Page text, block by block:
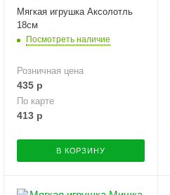
Мягкая игрушка Аксолотль
18см
Посмотреть наличие
Розничная цена
435 р
По карте
413 р
В КОРЗИНУ